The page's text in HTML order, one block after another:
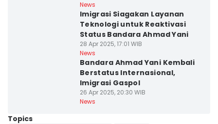
News
Imigrasi Siagakan Layanan
Teknologi untuk Reaktivasi
Status Bandara Ahmad Yani
28 Apr 2025, 17:01 WIB
News
Bandara Ahmad Yani Kembali
Berstatus Internasional,
Imigrasi Gaspol
26 Apr 2025, 20:30 WIB
News
Topics